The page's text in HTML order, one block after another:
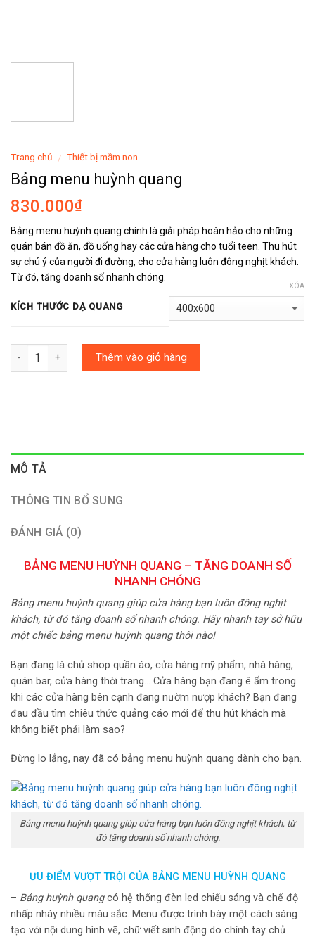
Trang chủ / Thiết bị mầm non
Bảng menu huỳnh quang
830.000₫
Bảng menu huỳnh quang chính là giải pháp hoàn hảo cho những
quán bán đồ ăn, đồ uống hay các cửa hàng cho tuổi teen. Thu hút
sự chú ý của người đi đường, cho cửa hàng luôn đông nghịt khách.
Từ đó, tăng doanh số nhanh chóng.
KÍCH THƯỚC DẠ QUANG
XÓA
Số lượng Thêm vào giỏ hàng
MÔ TẢ
THÔNG TIN BỔ SUNG
ĐÁNH GIÁ (0)
BẢNG MENU HUỲNH QUANG – TĂNG DOANH SỐ
NHANH CHÓNG
Bảng menu huỳnh quang giúp cửa hàng bạn luôn đông nghịt
khách, từ đó tăng doanh số nhanh chóng. Hãy nhanh tay sở hữu
một chiếc bảng menu huỳnh quang thôi nào!
Bạn đang là chủ shop quần áo, cửa hàng mỹ phẩm, nhà hàng,
quán bar, cửa hàng thời trang… Cửa hàng bạn đang ê ẩm trong
khi các cửa hàng bên cạnh đang nườm nượp khách? Bạn đang
đau đầu tìm chiêu thức quảng cáo mới để thu hút khách mà
không biết phải làm sao?
Đừng lo lắng, nay đã có bảng menu huỳnh quang dành cho bạn.
Bảng menu huỳnh quang giúp cửa hàng bạn luôn đông nghịt khách, từ
đó tăng doanh số nhanh chóng.
ƯU ĐIỂM VƯỢT TRỘI CỦA BẢNG MENU HUỲNH QUANG
– Bảng huỳnh quangcó hệ thống đèn led chiếu sáng và chế độ
nhấp nháy nhiều màu sắc. Menu được trình bày một cách sáng
tạo với nội dung hình vẽ, chữ viết sinh động do chính tay chủ